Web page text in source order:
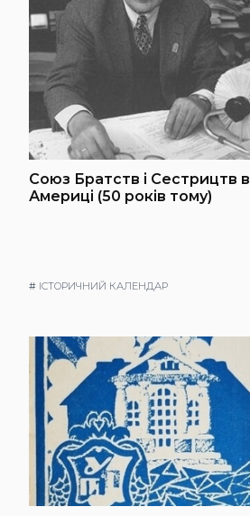
Союз Братств і Сестрицтв в
Америці (50 років тому)
# ІСТОРИЧНИЙ КАЛЕНДАР